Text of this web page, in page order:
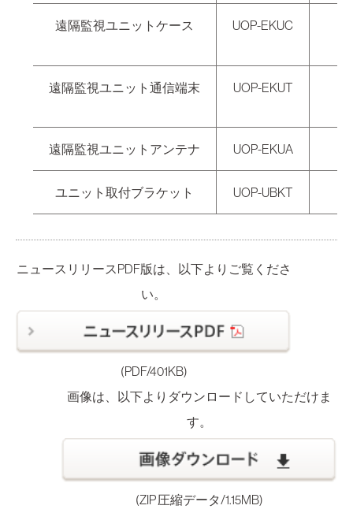
遠隔監視ユニットケース UOP-EKUC
遠隔監視ユニット通信端末 UOP-EKUT
遠隔監視ユニットアンテナ UOP-EKUA
ユニット取付ブラケット UOP-UBKT
ニュースリリースPDF版は、以下よりご覧くださ
い。
(PDF/401KB)
画像は、以下よりダウンロードしていただけま
す。
(ZIP 圧縮データ/1.15MB)